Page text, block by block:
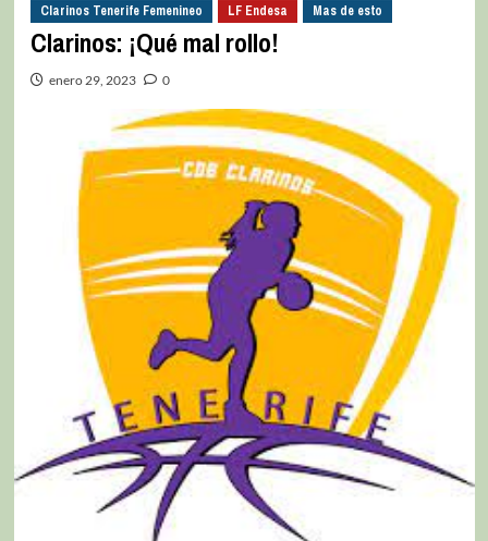
Clarinos Tenerife Femenineo LF Endesa Mas de esto
Clarinos: ¡Qué mal rollo!
enero 29, 2023 0